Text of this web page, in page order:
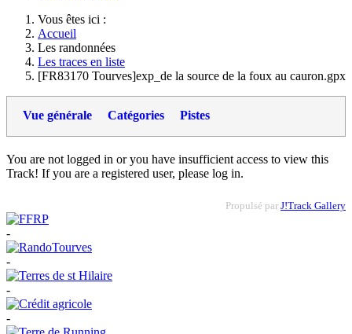
Vous êtes ici :
Accueil
Les randonnées
Les traces en liste
[FR83170 Tourves]exp_de la source de la foux au cauron.gpx
Vue générale Catégories Pistes
You are not logged in or you have insufficient access to view this
Track! If you are a registered user, please log in.
Propulsé par J!Track Gallery
-
-
-
-